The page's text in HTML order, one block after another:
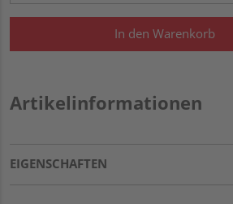
In den Warenkorb
Artikelinformationen
EIGENSCHAFTEN